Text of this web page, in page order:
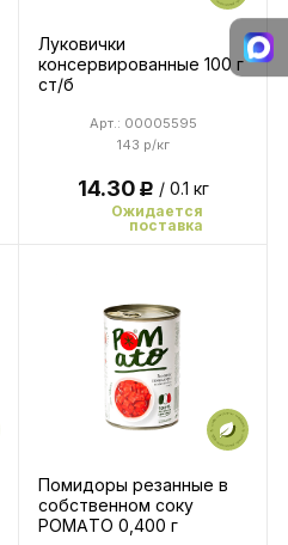
Луковички
консервированные 100 г
ст/б
143 р/кг
Арт.: 00005595
14.30Р / 0.1 кг
Ожидается
поставка
Помидоры резанные в
собственном соку
POMATO 0,400 г